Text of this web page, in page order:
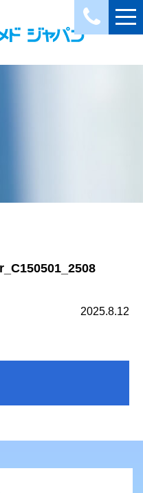
2025.8.12